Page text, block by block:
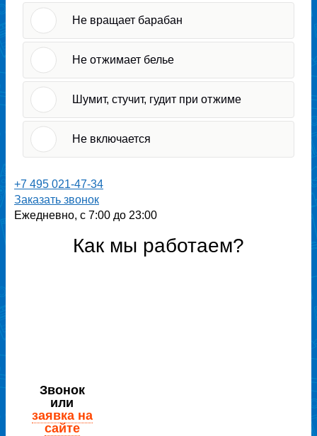
Не вращает барабан
Не отжимает белье
Шумит, стучит, гудит при отжиме
Не включается
+7 495 021-47-34
Заказать звонок
Ежедневно, с 7:00 до 23:00
Как мы работаем?
Звонок
или
заявка на
сайте